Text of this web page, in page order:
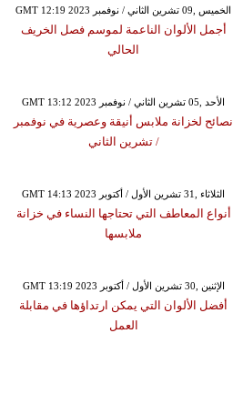
GMT 12:19 2023 الخميس ,09 تشرين الثاني / نوفمبر
أجمل الألوان الناعمة لموسم فصل الخريف
الحالي
GMT 13:12 2023 الأحد ,05 تشرين الثاني / نوفمبر
نصائح لخزانة ملابس أنيقة وعصرية في نوفمبر
/ تشرين الثاني
GMT 14:13 2023 الثلاثاء ,31 تشرين الأول / أكتوبر
أنواع المعاطف التي تحتاجها النساء في خزانة
ملابسها
GMT 13:19 2023 الإثنين ,30 تشرين الأول / أكتوبر
أفضل الألوان التي يمكن ارتداؤها في مقابلة
العمل